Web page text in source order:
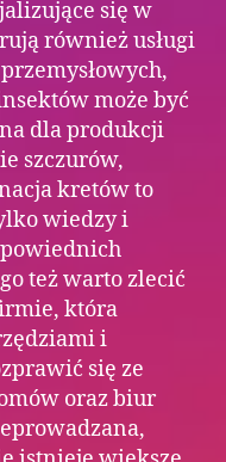
się w
również usługi
może być
dla produkcji
szczurów,
kretów to
wiedzy i
też warto zlecić
która
i
się ze
oraz biur